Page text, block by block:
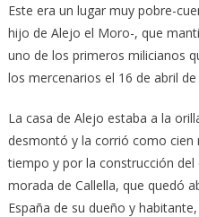
Este era un lugar muy pobre-
hijo de Alejo el Moro-, que
uno de los primeros milicianos
los mercenarios el 16 de abril de
La casa de Alejo estaba a la
desmontó y la corrió como cien
tiempo y por la construcción
morada de Callella, que quedó
España de su dueño y